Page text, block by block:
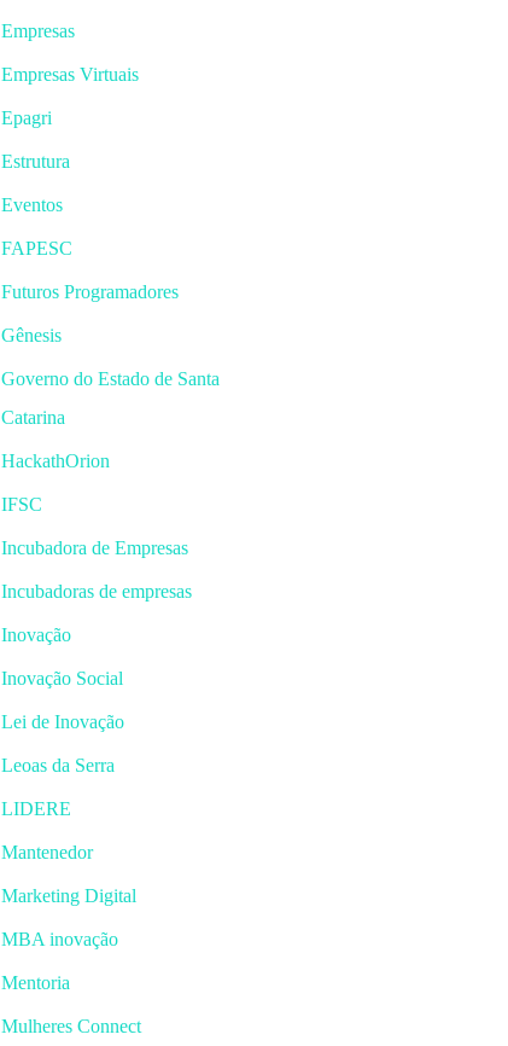
Empresas
Empresas Virtuais
Epagri
Estrutura
Eventos
FAPESC
Futuros Programadores
Gênesis
Governo do Estado de Santa
Catarina
HackathOrion
IFSC
Incubadora de Empresas
Incubadoras de empresas
Inovação
Inovação Social
Lei de Inovação
Leoas da Serra
LIDERE
Mantenedor
Marketing Digital
MBA inovação
Mentoria
Mulheres Connect